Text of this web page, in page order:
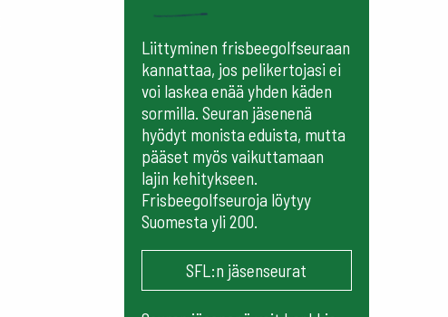
Liittyminen frisbeegolfseuraan
kannattaa, jos pelikertojasi ei
voi laskea enää yhden käden
sormilla. Seuran jäsenenä
hyödyt monista eduista, mutta
pääset myös vaikuttamaan
lajin kehitykseen.
Frisbeegolfseuroja löytyy
Suomesta yli 200.
SFL:n jäsenseurat